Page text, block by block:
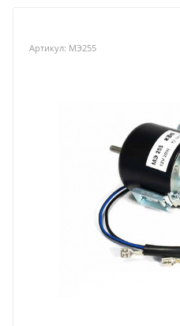
Артикул: МЭ255